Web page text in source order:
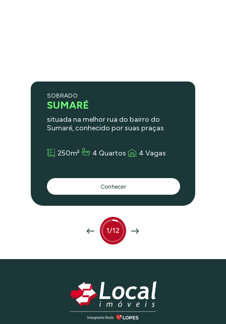
1/12
SOBRADO
SUMARÉ
situada na melhor rua do bairro do
Sumaré, conhecido por suas praças
tranquilidade e paz de espírito. Este
pessoal. Com três dormitórios
espaçosos, sendo uma suíte, você terá
todo o conforto necessário. As amplas
salas permitem diferentes ambientes.
para até quatro veículos é uma
comodidade adicional. O quintal é
perfeito para momentos de lazer ao ar
oportunidade de conhecê-la
pessoalmente. Marque uma visita e
venha se encantar com todos os
detalhes que esse imóvel tem a oferecer.
Estamos ansiosos para recebê-lo(a) e
250m² 4 Quartos 4 Vagas
Conhecer